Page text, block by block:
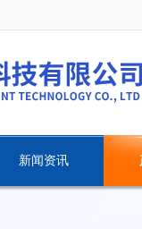
新闻资讯